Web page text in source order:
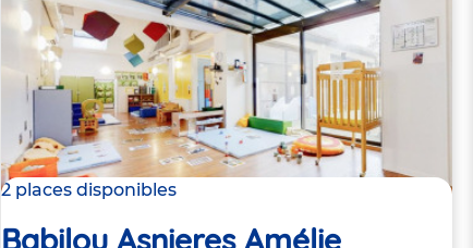
2 places disponibles
Babilou Asnieres Amélie